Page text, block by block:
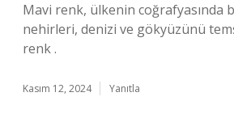
Mavi renk, ülkenin coğrafyasında
nehirleri, denizi ve gökyüzünü
renk .
Kasım 12, 2024 Yanıtla